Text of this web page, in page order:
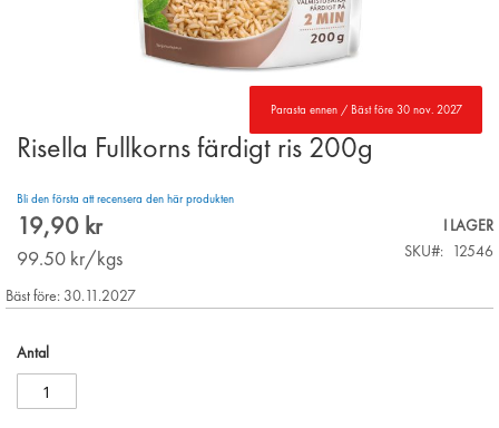
Parasta ennen / Bäst före 30 nov. 2027
Skip
of
the
gallery
Risella Fullkorns färdigt ris 200g
Bli den första att recensera den här produkten
19,90 kr
99.50 kr/kgs
I LAGER
SKU
12546
Bäst före: 30.11.2027
Antal